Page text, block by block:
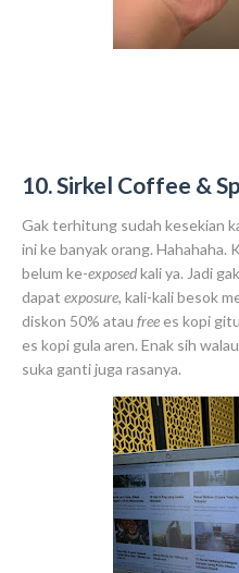
10. Sirkel Coffee &
Gak terhitung sudah kesekian
ini ke banyak orang. Hahahaha.
belum ke-exposedkali ya. Jadi
dapat exposure, kali-kali besok
diskon 50% atau free es kopi
es kopi gula aren. Enak sih
suka ganti juga rasanya.